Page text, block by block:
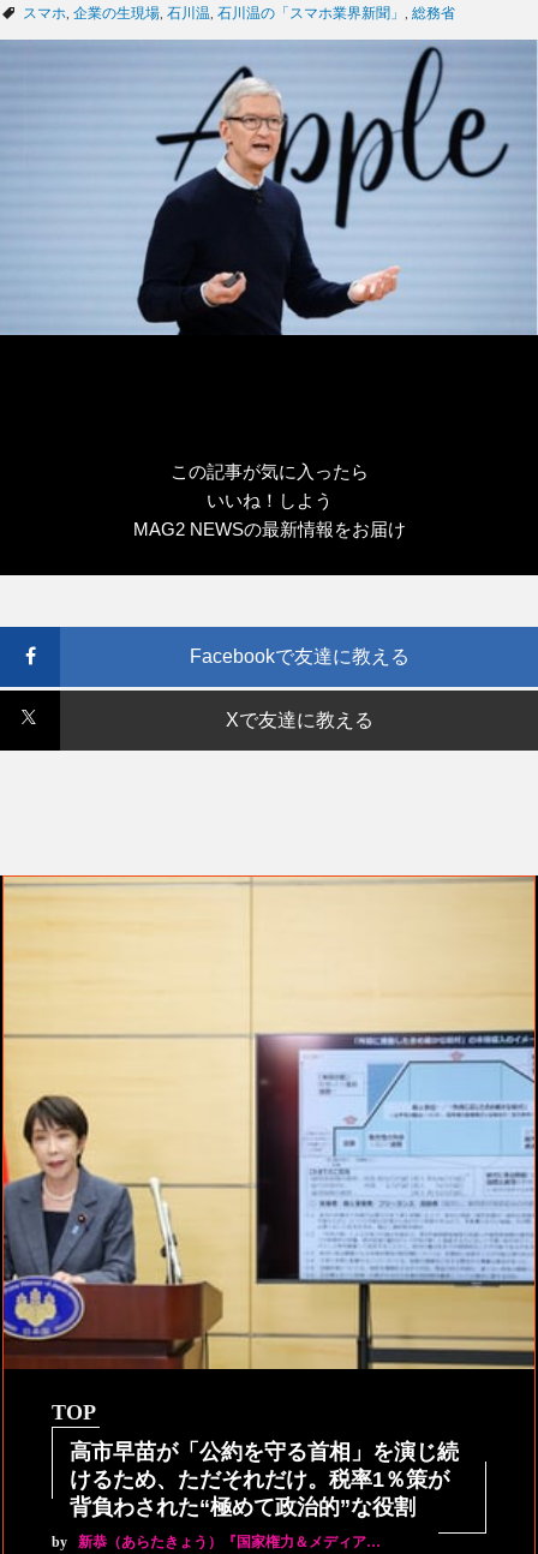
テ
タ
スマホ 企業の生現場 石川温 石川温の「スマホ業界新聞」 総務省
この記事が気に入ったら
いいね！しよう
MAG2 NEWSの最新情報をお届け
Facebookで友達に教える
Xで友達に教える
TOP
高市早苗が「公約を守る首相」を演じ続
けるため、ただそれだけ。税率1％策が
背負わされた“極めて政治的”な役割
by 新恭（あらたきょう）『国家権力＆メディア…